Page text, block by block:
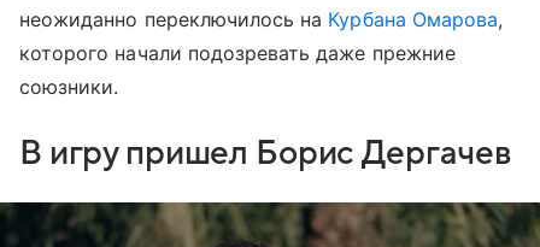
неожиданно переключилось на Курбана Омарова,
которого начали подозревать даже прежние
союзники.
В игру пришел Борис Дергачев